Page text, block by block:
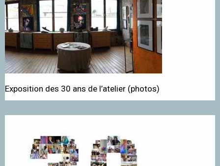
Exposition des 30 ans de l’atelier (photos)